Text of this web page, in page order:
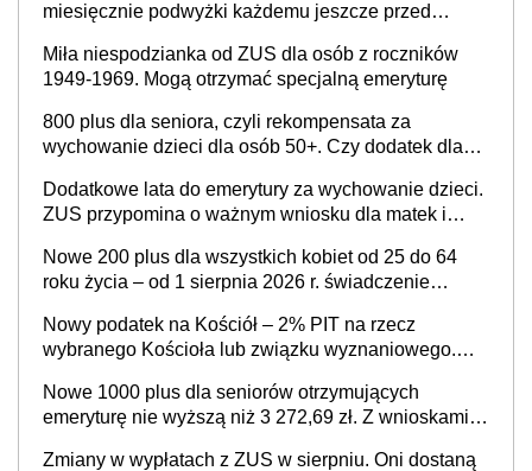
miesięcznie podwyżki każdemu jeszcze przed
Miła niespodzianka od ZUS dla osób z roczników
1949-1969. Mogą otrzymać specjalną emeryturę
800 plus dla seniora, czyli rekompensata za
wychowanie dzieci dla osób 50+. Czy dodatek dla
Dodatkowe lata do emerytury za wychowanie dzieci.
ZUS przypomina o ważnym wniosku dla matek i
Nowe 200 plus dla wszystkich kobiet od 25 do 64
roku życia – od 1 sierpnia 2026 r. świadczenie
Nowy podatek na Kościół – 2% PIT na rzecz
wybranego Kościoła lub związku wyznaniowego.
finansowania
Nowe 1000 plus dla seniorów otrzymujących
emeryturę nie wyższą niż 3 272,69 zł. Z wnioskami
nie otrzymają
Zmiany w wypłatach z ZUS w sierpniu. Oni dostaną